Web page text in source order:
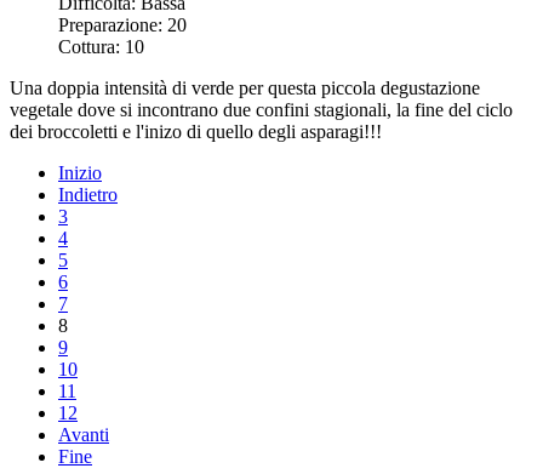
Preparazione: 20
Cottura: 10
Una doppia intensità di verde per questa piccola degustazione
vegetale dove si incontrano due confini stagionali, la fine del ciclo
dei broccoletti e l'inizo di quello degli asparagi!!!
Inizio
Indietro
3
4
5
6
7
8
9
10
11
12
Avanti
Fine